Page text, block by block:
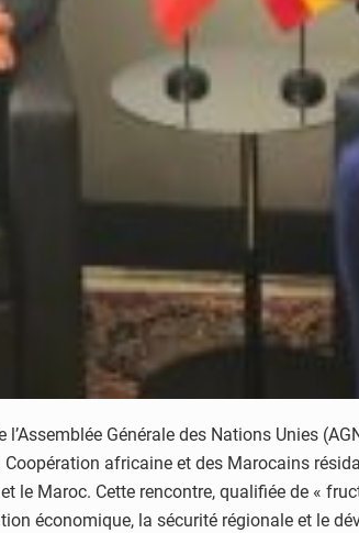
Générale des Nations Unies
africaine et des Marocains
le Maroc. Cette rencontre, qualifiée de «
économique, la sécurité régionale et le